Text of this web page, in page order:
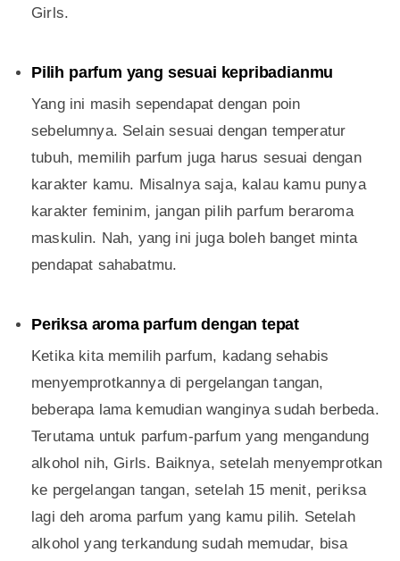
Girls.
Pilih parfum yang sesuai kepribadianmu
Yang ini masih sependapat dengan poin
sebelumnya. Selain sesuai dengan temperatur
tubuh, memilih parfum juga harus sesuai dengan
karakter kamu. Misalnya saja, kalau kamu punya
karakter feminim, jangan pilih parfum beraroma
maskulin. Nah, yang ini juga boleh banget minta
pendapat sahabatmu.
Periksa aroma parfum dengan tepat
Ketika kita memilih parfum, kadang sehabis
menyemprotkannya di pergelangan tangan,
beberapa lama kemudian wanginya sudah berbeda.
Terutama untuk parfum-parfum yang mengandung
alkohol nih, Girls. Baiknya, setelah menyemprotkan
ke pergelangan tangan, setelah 15 menit, periksa
lagi deh aroma parfum yang kamu pilih. Setelah
alkohol yang terkandung sudah memudar, bisa